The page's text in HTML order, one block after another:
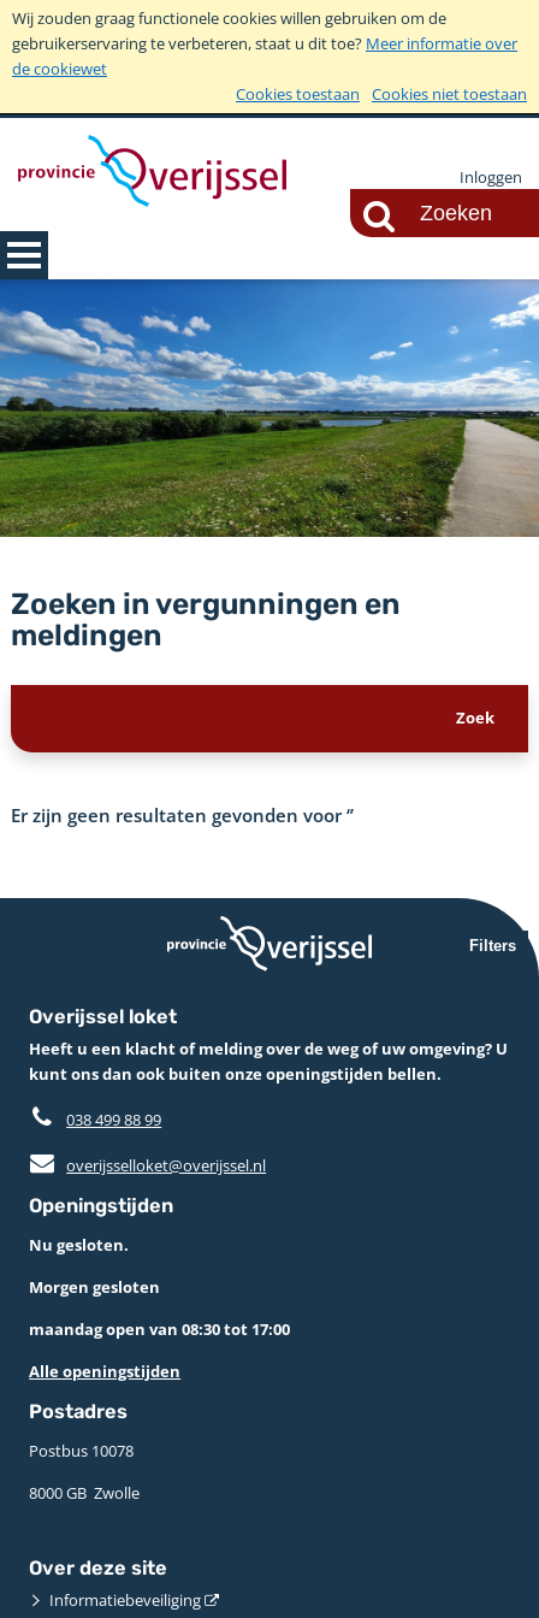
Wij zouden graag functionele cookies willen gebruiken om de
gebruikerservaring te verbeteren, staat u dit toe? Meer informatie over
de cookiewet
Cookies toestaan
Cookies niet toestaan
Inloggen
Zoeken in vergunningen en
meldingen
Er zijn geen resultaten gevonden voor‘’
Filters
Overijssel loket
Heeft u een klacht of melding over de weg of uw omgeving? U
kunt ons dan ook buiten onze openingstijden bellen.
038 499 88 99
overijsselloket@overijssel.nl
Openingstijden
Nu gesloten.
Morgen gesloten
maandag open van 08:30 tot 17:00
Alle openingstijden
Postadres
Postbus 10078 ­
8000 GB ­ Zwolle
Over deze site
Informatiebeveiliging